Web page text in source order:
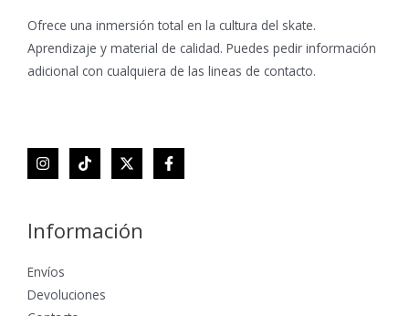
Ofrece una inmersión total en la cultura del skate.
Aprendizaje y material de calidad. Puedes pedir información
adicional con cualquiera de las lineas de contacto.
Información
Envíos
Devoluciones